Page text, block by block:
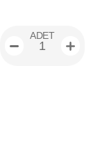
ADET